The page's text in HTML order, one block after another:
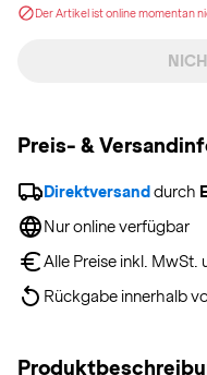
Der Artikel ist online momentan
Preis- &
Direktversand durch
Nur online verfügbar
Alle Preise inkl. MwSt.
Rückgabe innerhalb